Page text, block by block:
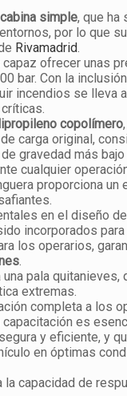
simple, que ha
por lo que
Rivamadrid.
ofrecer unas
bar. Con la
incendios se lleva
copolímero
carga original,
gravedad más
cualquier
proporciona un
en el diseño
incorporados
los operarios,
.
pala quitanieves,
extremas.
completa a los
es
y eficiente, y
en óptimas
capacidad de